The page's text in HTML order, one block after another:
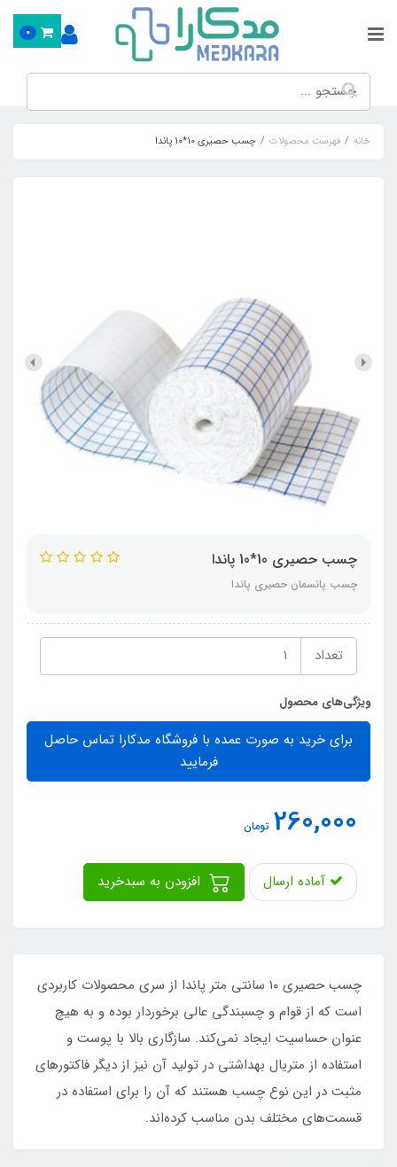
0
خانه فهرست محصولات چسب حصیری 10*10 پاندا
چسب حصیری 10*10 پاندا
چسب پانسمان حصیری پاندا
تعداد
ویژگی‌های محصول
برای خرید به صورت عمده با فروشگاه مدکارا تماس حاصل
فرمایید
260,000 تومان
آماده ارسال
ﭼﺴﺐ ﺣﺼﯿﺮي ۱۰ سانتی متر ﭘﺎﻧﺪا از سری محصولات کاربردی
است که از قوام و چسبندگی عالی برخوردار بوده و به هیچ
عنوان حساسیت ایجاد نمی‌کند. سازگاری بالا با پوست و
استفاده از متریال بهداشتی در تولید آن نیز از دیگر فاکتورهای
مثبت در این نوع چسب هستند که آن را برای استفاده در
قسمت‌های مختلف بدن مناسب کرده‌اند.